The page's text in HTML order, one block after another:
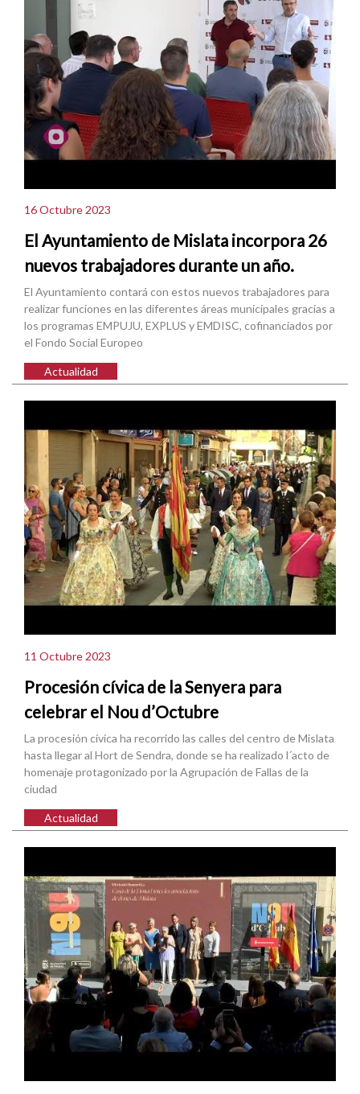
16 Octubre 2023
El Ayuntamiento de Mislata incorpora 26
nuevos trabajadores durante un año.
El Ayuntamiento contará con estos nuevos trabajadores para
realizar funciones en las diferentes áreas municipales gracias a
los programas EMPUJU, EXPLUS y EMDISC, cofinanciados por
el Fondo Social Europeo
Actualidad
11 Octubre 2023
Procesión cívica de la Senyera para
celebrar el Nou d’Octubre
La procesión cívica ha recorrido las calles del centro de Mislata
hasta llegar al Hort de Sendra, donde se ha realizado l´acto de
homenaje protagonizado por la Agrupación de Fallas de la
ciudad
Actualidad